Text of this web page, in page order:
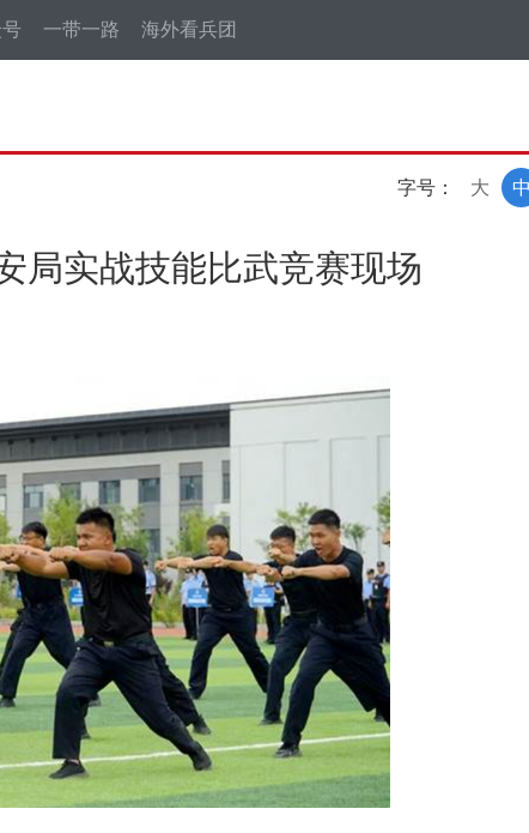
一带一路 海外看兵团
字号： 中
大
局实战技能比武竞赛现场